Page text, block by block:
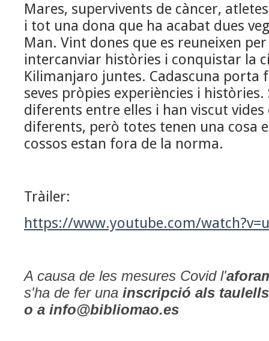
Mares, supervivents de càncer,
i tot una dona que ha acabat dues
Man. Vint dones que es reuneixen
intercanviar històries i conquistar la
Kilimanjaro juntes. Cadascuna porta
seves pròpies experiències i
diferents entre elles i han viscut
diferents, però totes tenen una cosa
cossos estan fora de la norma.
Tràiler:
https://www.youtube.com/
A causa de les mesures Covid l'
s'ha de fer una inscripció als
o a info@bibliomao.es